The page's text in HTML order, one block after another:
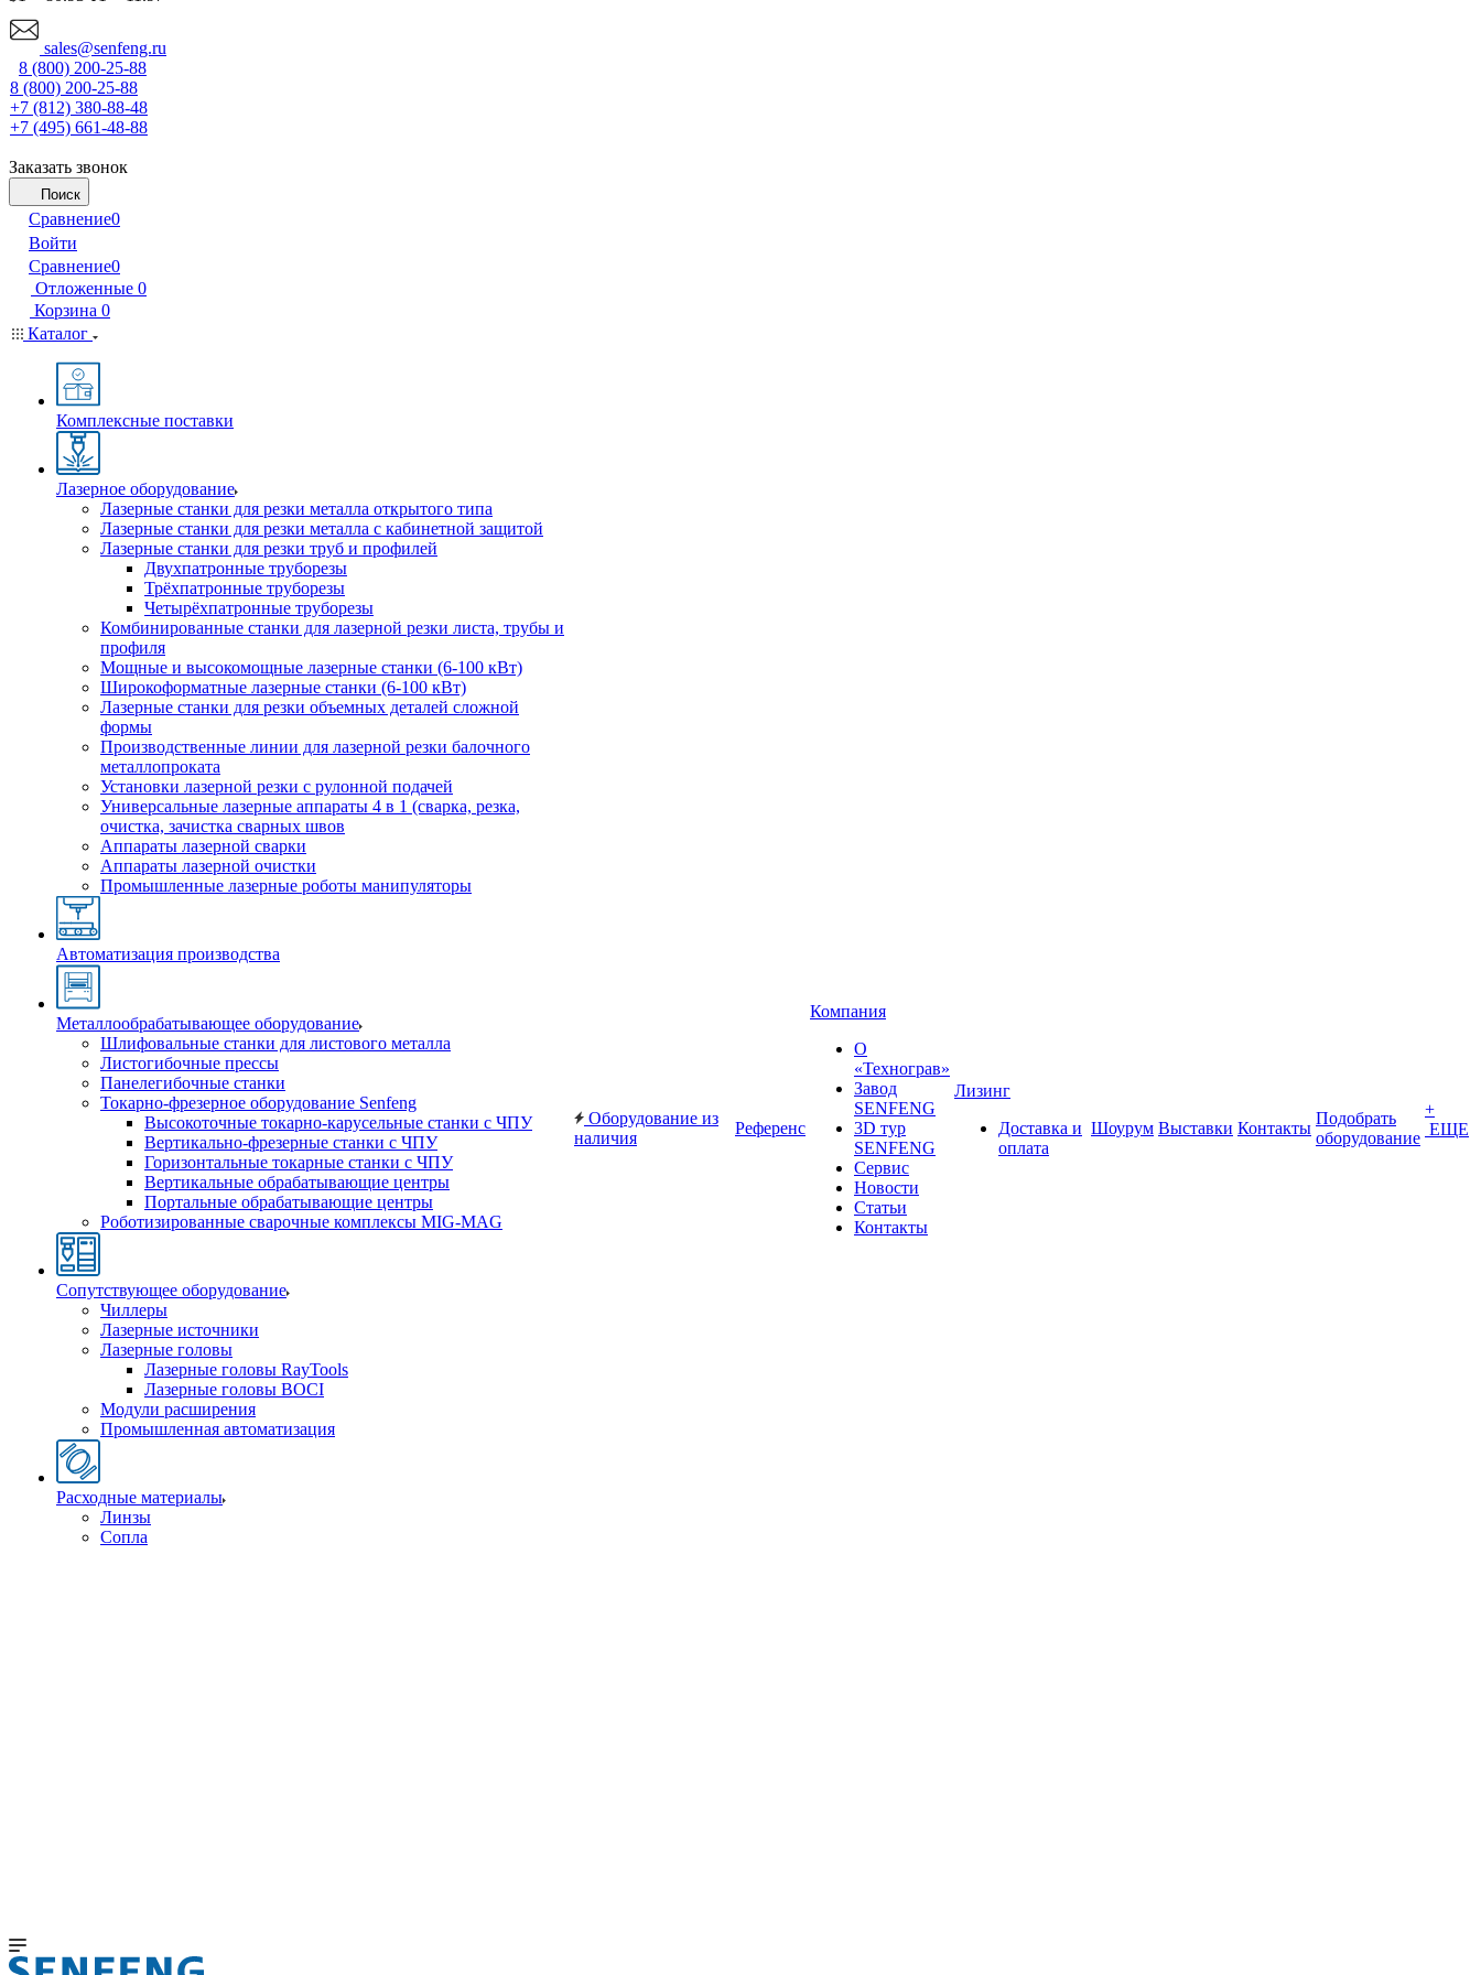
sales@senfeng.ru
8 (800) 200-25-88
8 (800) 200-25-88
+7 (812) 380-88-48
+7 (495) 661-48-88
Заказать звонок
Поиск
Сравнение0
Войти
Сравнение0
Отложенные 0
Корзина 0
Каталог
Комплексные поставки
Лазерное оборудование
Лазерные станки для резки металла открытого типа
Лазерные станки для резки металла с кабинетной защитой
Лазерные станки для резки труб и профилей
Двухпатронные труборезы
Трёхпатронные труборезы
Четырёхпатронные труборезы
Комбинированные станки для лазерной резки листа, трубы и
профиля
Мощные и высокомощные лазерные станки (6-100 кВт)
Широкоформатные лазерные станки (6-100 кВт)
Лазерные станки для резки объемных деталей сложной
формы
Производственные линии для лазерной резки балочного
металлопроката
Установки лазерной резки с рулонной подачей
Универсальные лазерные аппараты 4 в 1 (сварка, резка,
очистка, зачистка сварных швов
Аппараты лазерной сварки
Аппараты лазерной очистки
Промышленные лазерные роботы манипуляторы
Автоматизация производства
Металлообрабатывающее оборудование
Шлифовальные станки для листового металла
Листогибочные прессы
Панелегибочные станки
Токарно-фрезерное оборудование Senfeng
Высокоточные токарно-карусельные станки с ЧПУ
Вертикально-фрезерные станки с ЧПУ
Горизонтальные токарные станки с ЧПУ
Вертикальные обрабатывающие центры
Портальные обрабатывающие центры
Роботизированные сварочные комплексы MIG-MAG
Сопутствующее оборудование
Чиллеры
Лазерные источники
Лазерные головы
Лазерные головы RayTools
Лазерные головы BOCI
Модули расширения
Промышленная автоматизация
Расходные материалы
Линзы
Сопла
Оборудование из
наличия
Референс
Компания
О
«Технограв»
Завод
SENFENG
3D тур
SENFENG
Сервис
Новости
Статьи
Контакты
Лизинг
Доставка и
оплата
Шоурум Выставки Контакты
Подобрать
оборудование
+
ЕЩЕ